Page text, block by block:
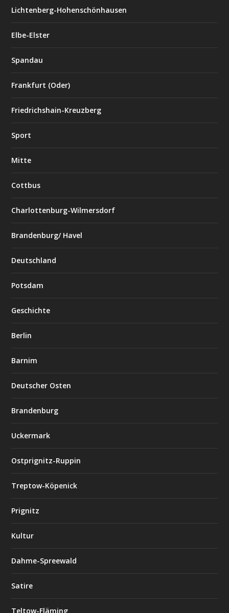
Lichtenberg-Hohenschönhausen
Elbe-Elster
Spandau
Frankfurt (Oder)
Friedrichshain-Kreuzberg
Sport
Mitte
Cottbus
Charlottenburg-Wilmersdorf
Brandenburg/ Havel
Deutschland
Potsdam
Geschichte
Berlin
Barnim
Deutscher Osten
Brandenburg
Uckermark
Ostprignitz-Ruppin
Treptow-Köpenick
Prignitz
Kultur
Dahme-Spreewald
Satire
Teltow-Fläming